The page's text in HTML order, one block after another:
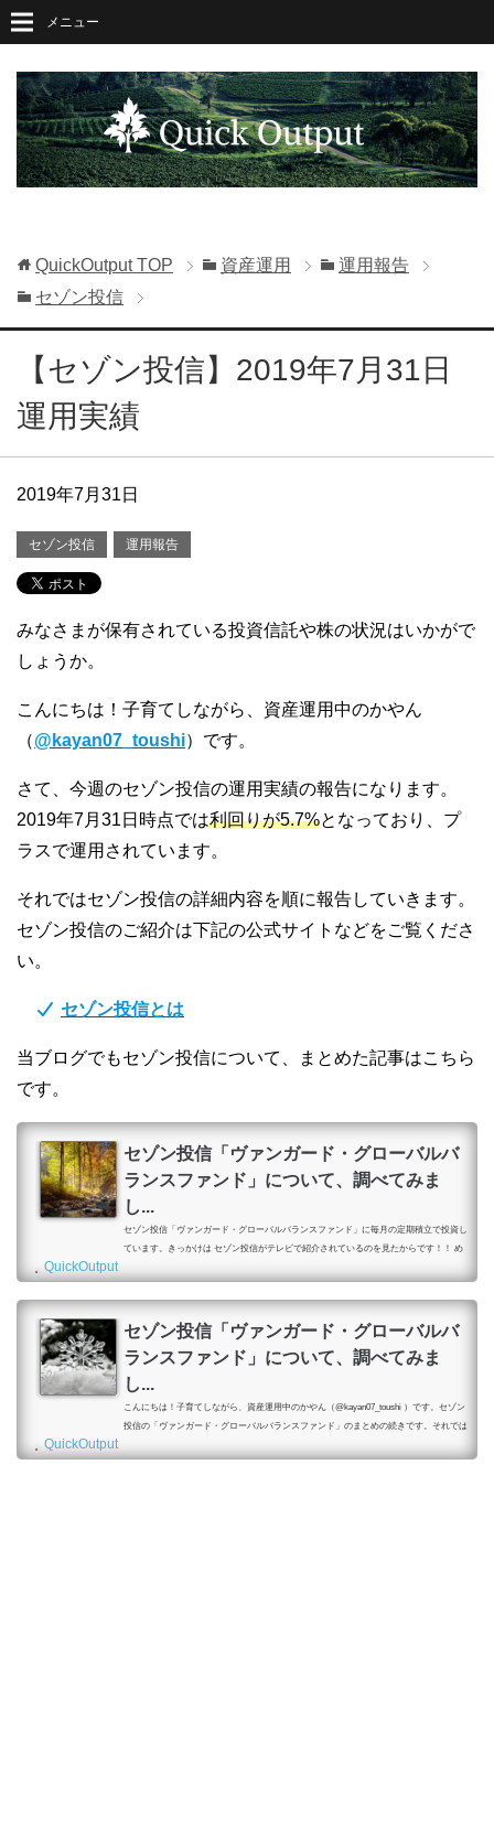
メニュー
QuickOutputTOP 資産運用
運用報告
セゾン投信
【セゾン投信】2019年7月31日
運用実績
2019年7月31日
セゾン投信 運用報告
みなさまが保有されている投資信託や株の状況はいかがで
しょうか。
こんにちは！子育てしながら、資産運用中のかやん
（@kayan07_toushi）です。
さて、今週のセゾン投信の運用実績の報告になります。
2019年7月31日時点では利回りが5.7%となっており、プ
ラスで運用されています。
それではセゾン投信の詳細内容を順に報告していきます。
セゾン投信のご紹介は下記の公式サイトなどをご覧くださ
い。
セゾン投信とは
当ブログでもセゾン投信について、まとめた記事はこちら
です。
セゾン投信「ヴァンガード・グローバルバ
ランスファンド」について、調べてみま
し...
セゾン投信「ヴァンガード・グローバルバランスファンド」に毎月の定期積立で投資し
ています。きっかけは セゾン投信がテレビで紹介されているのを見たからです！！ め
的です。信託財産の長期的な成長を図ることを目的として運用を行う。つまり、長期投
資です！！低コストのインデックスファンドを細く、長く、継続していけば、確実に資
産形成できる！！それを...
QuickOutput
セゾン投信「ヴァンガード・グローバルバ
ランスファンド」について、調べてみま
し...
こんにちは！子育てしながら、資産運用中のかやん（@kayan07_toushi ）です。セゾン
投信の「ヴァンガード・グローバルバランスファンド」のまとめの続きです。それでは
QuickOutput